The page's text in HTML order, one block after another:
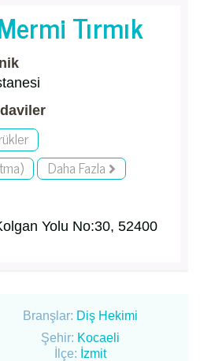
Tırmık
Daha Fazla
Yolu No:30, 52400
Branşlar: Diş Hekimi
Şehir: Kocaeli
İlçe: İzmit